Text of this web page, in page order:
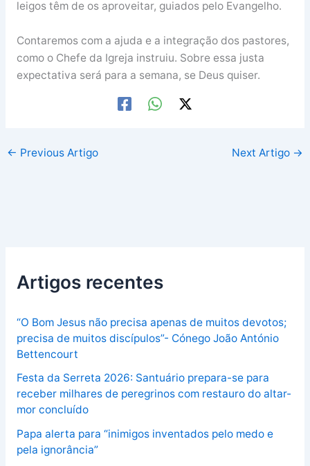
leigos têm de os aproveitar, guiados pelo Evangelho.
Contaremos com a ajuda e a integração dos pastores,
como o Chefe da Igreja instruiu. Sobre essa justa
expectativa será para a semana, se Deus quiser.
← Previous Artigo Next Artigo →
Artigos recentes
“O Bom Jesus não precisa apenas de muitos devotos;
precisa de muitos discípulos”- Cónego João António
Bettencourt
Festa da Serreta 2026: Santuário prepara-se para
receber milhares de peregrinos com restauro do altar-
mor concluído
Papa alerta para “inimigos inventados pelo medo e
pela ignorância”